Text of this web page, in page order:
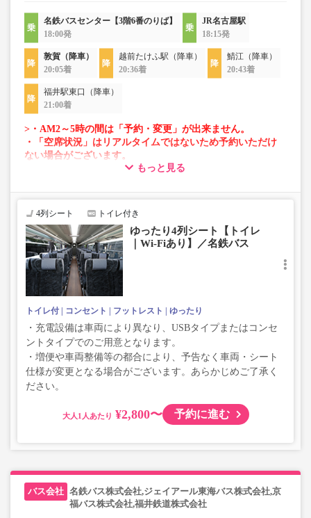
名鉄バスセンター【3階6番のりば】
18:00発
JR名古屋駅
18:15発
敦賀（降車）
20:05着
越前たけふ駅（降車）
20:36着
鯖江（降車）
20:43着
福井駅東口（降車）
21:00着
>・AM2～5時の間は「予約・変更」が出来ません。
・「空席状況」はリアルタイムではないため予約いただけ
ない場合がございます。
・車両は予告なく変更となる場合がございます。これに伴
で、あらかじめご了承ください。
もっと見る
4列シート トイレ付き
ゆったり4列シート【トイレ
｜Wi-Fiあり】／名鉄バス
トイレ付 コンセント フットレスト ゆったり
・充電設備は車両により異なり、USBタイプまたはコンセ
ントタイプでのご用意となります。
・増便や車両整備等の都合により、予告なく車両・シート
仕様が変更となる場合がございます。あらかじめご了承く
ださい。
大人 ¥2,800〜 予約に進む
名鉄バス株式会社,ジェイアール東海バス株式会社,京
福バス株式会社,福井鉄道株式会社